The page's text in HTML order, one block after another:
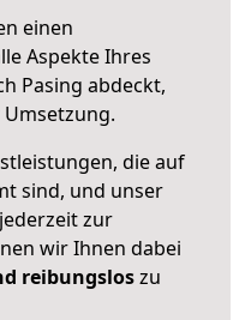
einen
Aspekte Ihres
Pasing abdeckt,
die auf
sind, und unser
zur
wir Ihnen dabei
reibungsloszu